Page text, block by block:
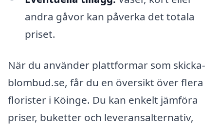
andra gåvor kan påverka det totala
priset.
När du använder plattformar som skicka-
blombud.se, får du en översikt över flera
florister i Köinge. Du kan enkelt jämföra
priser, buketter och leveransalternativ,